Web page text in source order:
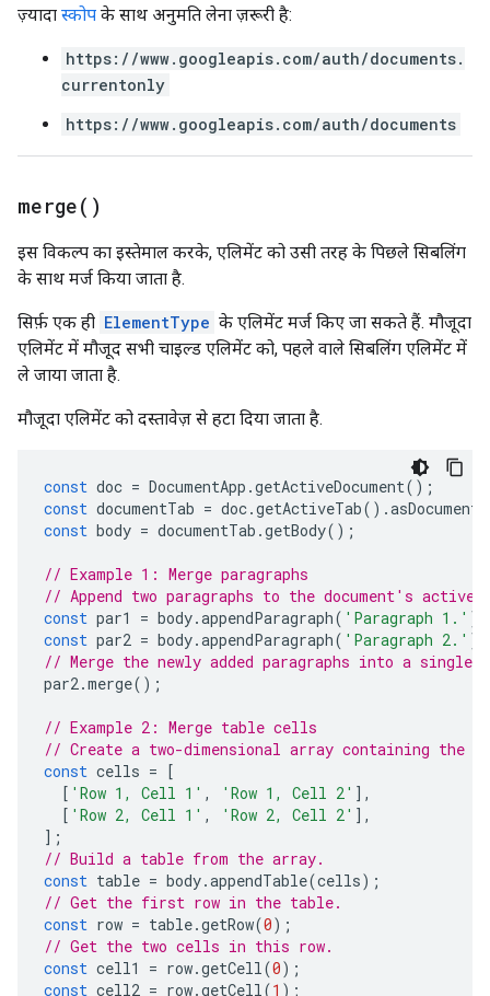
ज़्यादा स्कोप के साथ अनुमति लेना ज़रूरी है:
https://www.googleapis.com/auth/documents.
currentonly
https://www.googleapis.com/auth/documents
merge( )
इस विकल्प का इस्तेमाल करके, एलिमेंट को उसी तरह के पिछले सिबलिंग
के साथ मर्ज किया जाता है.
सिर्फ़ एक ही ElementType के एलिमेंट मर्ज किए जा सकते हैं. मौजूदा
एलिमेंट में मौजूद सभी चाइल्ड एलिमेंट को, पहले वाले सिबलिंग एलिमेंट में
ले जाया जाता है.
मौजूदा एलिमेंट को दस्तावेज़ से हटा दिया जाता है.
const doc = DocumentApp .getActiveDocument();
const documentTab = doc.getActiveTab().
const body = documentTab .getBody();
// Example 1: Merge paragraphs
// Append two paragraphs to the document's active
const par1 = body.appendParagraph( 'Paragraph 1.' );
const par2 = body.appendParagraph( 'Paragraph 2.' );
// Merge the newly added paragraphs into a single
par2.merge();
// Example 2: Merge table cells
// Create a two-dimensional array containing the
const cells = [
[ 'Row 1, Cell 1' , 'Row 1, Cell 2' ],
[ 'Row 2, Cell 1' , 'Row 2, Cell 2' ],
];
// Build a table from the array.
const table = body.appendTable(cells);
// Get the first row in the table.
const row = table.getRow(0);
// Get the two cells in this row.
const cell1 = row.getCell(0);
const cell2 = row.getCell(1 );